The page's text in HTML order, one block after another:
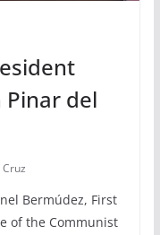
Pinar del
Bermúdez, First
of the Communist